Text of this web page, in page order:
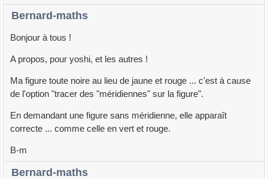
Bernard-maths
Bonjour à tous !
A propos, pour yoshi, et les autres !
Ma figure toute noire au lieu de jaune et rouge ... c'est à cause
de l'option "tracer des "méridiennes" sur la figure".
En demandant une figure sans méridienne, elle apparaît
correcte ... comme celle en vert et rouge.
B-m
Bernard-maths